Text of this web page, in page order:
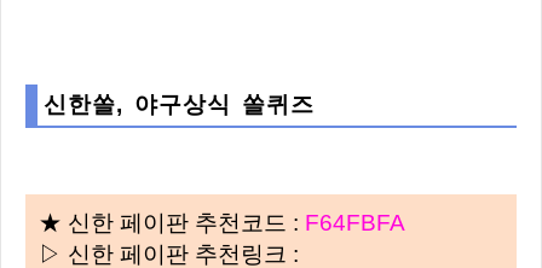
신한쏠, 야구상식 쏠퀴즈
★ 신한 페이판 추천코드 : F64FBFA
▷ 신한 페이판 추천링크 :